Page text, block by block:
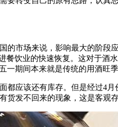
市场来说，影响最大的阶段
饮业的快速恢复。这对于酒
期间本来就是传统的用酒旺
应该还有库存。但是经过4
发不回来的现象，这是客观